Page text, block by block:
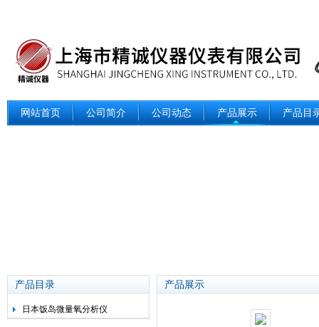
网站首页 公司简介 公司动态 产品展示 产品目
产品目录
日本饭岛微量氧分析仪
产品展示